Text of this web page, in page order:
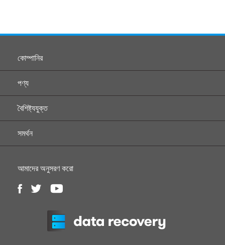
কোম্পানির
পণ্য
বৈশিষ্ট্যযুক্ত
সমর্থন
আমাদের অনুসরণ করো